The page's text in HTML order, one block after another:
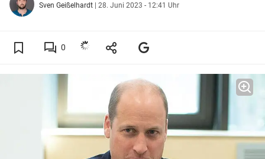
Sven Geißelhardt | 28. Juni 2023 - 12:41 Uhr
0